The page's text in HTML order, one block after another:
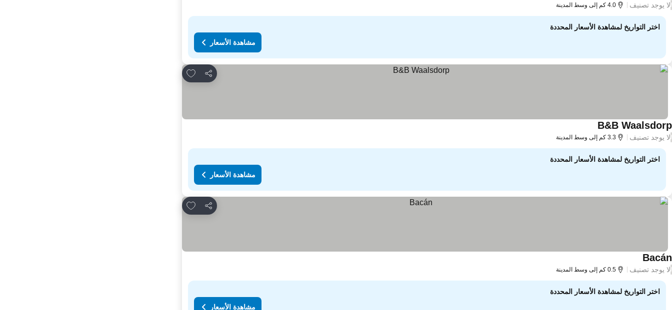
/لا يوجد تصنيف 4.0 كم إلى وسط المدينة
اختر التواريخ لمشاهدة الأسعار المحددة
مشاهدة الأسعار
مشاركة
Add to favorites
B&B Waalsdorp
/لا يوجد تصنيف 3.3 كم إلى وسط المدينة
اختر التواريخ لمشاهدة الأسعار المحددة
مشاهدة الأسعار
مشاركة
Add to favorites
Bacán
/لا يوجد تصنيف 0.5 كم إلى وسط المدينة
اختر التواريخ لمشاهدة الأسعار المحددة
مشاهدة الأسعار